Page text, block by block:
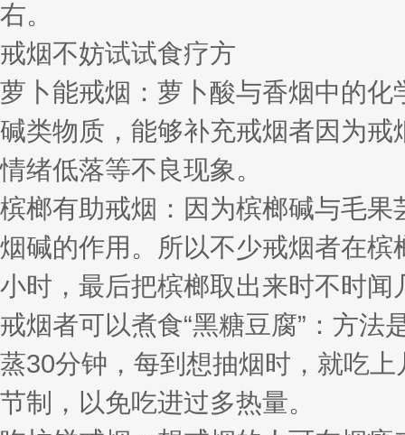
右。
戒烟不妨试试食疗方
萝卜能戒烟：萝卜酸与香烟中的
碱类物质，能够补充戒烟者因为
情绪低落等不良现象。
槟榔有助戒烟：因为槟榔碱与毛
烟碱的作用。所以不少戒烟者在
小时，最后把槟榔取出来时不时
戒烟者可以煮食“黑糖豆腐”：方
蒸30分钟，每到想抽烟时，就吃
节制，以免吃进过多热量。